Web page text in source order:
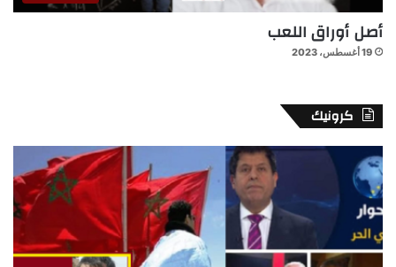
أصل أوراق اللعب
19 أغسطس، 2023
كرونيك